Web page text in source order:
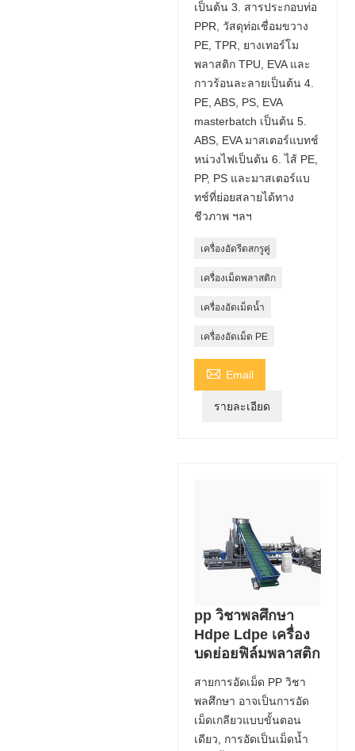
เป็นต้น 3. สารประกอบท่อ
PPR, วัสดุท่อเชื่อมขวาง
PE, TPR, ยางเทอร์โม
พลาสติก TPU, EVA และ
กาวร้อนละลายเป็นต้น 4.
PE, ABS, PS, EVA
masterbatch เป็นต้น 5.
ABS, EVA มาสเตอร์แบทช์
หน่วงไฟเป็นต้น 6. ไส้ PE,
PP, PS และมาสเตอร์แบ
ทช์ที่ย่อยสลายได้ทาง
ชีวภาพ ฯลฯ
เครื่องอัดรีดสกรูคู่
เครื่องเม็ดพลาสติก
เครื่องอัดเม็ดน้ำ
เครื่องอัดเม็ด PE
 Email
รายละเอียด
pp วิชาพลศึกษา
Hdpe Ldpe เครื่อง
บดย่อยฟิล์มพลาสติก
สายการอัดเม็ด PP วิชา
พลศึกษา อาจเป็นการอัด
เม็ดเกลียวแบบขั้นตอน
เดียว, การอัดเป็นเม็ดน้ำ